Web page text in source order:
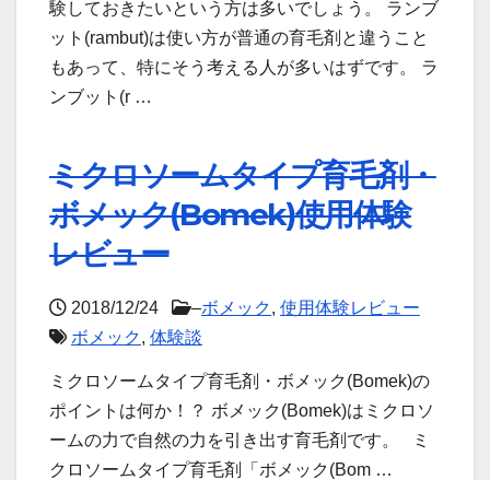
験しておきたいという方は多いでしょう。 ランブ
ット(rambut)は使い方が普通の育毛剤と違うこと
もあって、特にそう考える人が多いはずです。 ラ
ンブット(r …
ミクロソームタイプ育毛剤・
ボメック(Bomek)使用体験
レビュー
2018/12/24 –ボメック, 使用体験レビュー
ボメック, 体験談
ミクロソームタイプ育毛剤・ボメック(Bomek)の
ポイントは何か！？ ボメック(Bomek)はミクロソ
ームの力で自然の力を引き出す育毛剤です。 ミ
クロソームタイプ育毛剤「ボメック(Bom …